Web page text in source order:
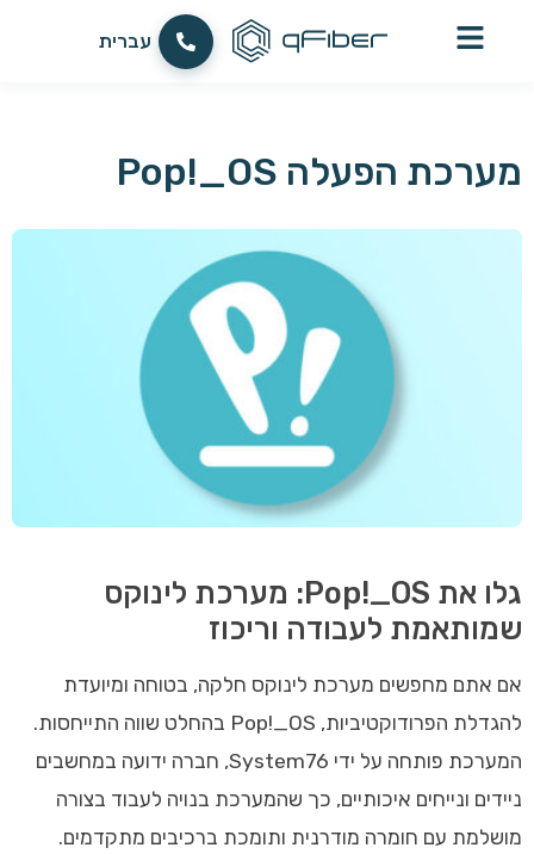
עברית
English
מערכת הפעלה Pop!_OS
גלו את Pop!_OS: מערכת לינוקס
שמותאמת לעבודה וריכוז
אם אתם מחפשים מערכת לינוקס חלקה, בטוחה ומיועדת
להגדלת הפרודוקטיביות, Pop!_OS בהחלט שווה התייחסות.
המערכת פותחה על ידי System76, חברה ידועה במחשבים
ניידים ונייחים איכותיים, כך שהמערכת בנויה לעבוד בצורה
מושלמת עם חומרה מודרנית ותומכת ברכיבים מתקדמים.